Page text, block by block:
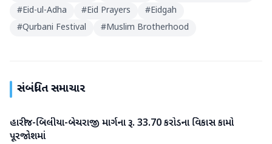
#Eid-ul-Adha #Eid Prayers #Eidgah
#Qurbani Festival #Muslim Brotherhood
સંબંધિત સમાચાર
પાટણ
હારીજ-બિલીયા-બેચરાજી માર્ગના રૂ. 33.70 કરોડના વિકાસ કામો
પૂરજોશમાં